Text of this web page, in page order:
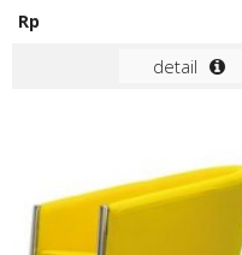
Rp
detail